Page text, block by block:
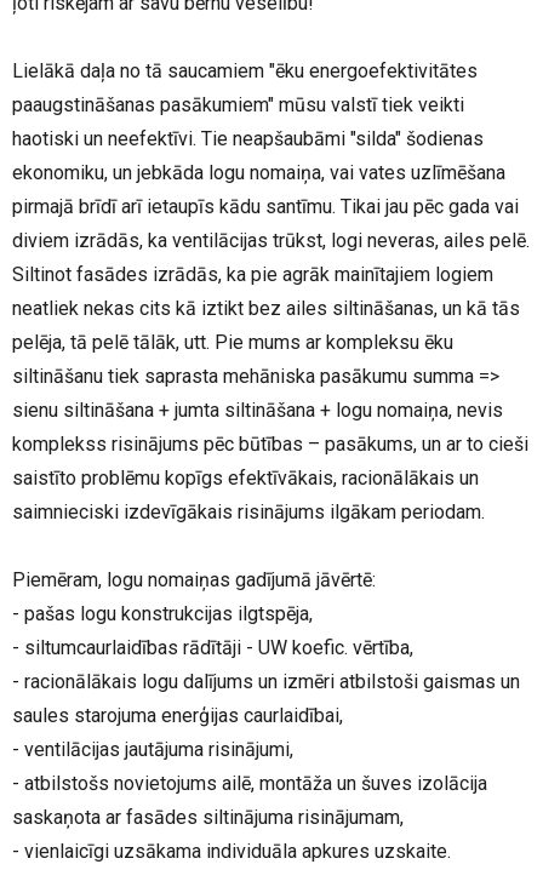
Lielākā daļa no tā saucamiem "ēku energoefektivitātes
paaugstināšanas pasākumiem" mūsu valstī tiek veikti
haotiski un neefektīvi. Tie neapšaubāmi "silda" šodienas
ekonomiku, un jebkāda logu nomaiņa, vai vates uzlīmēšana
pirmajā brīdī arī ietaupīs kādu santīmu. Tikai jau pēc gada vai
diviem izrādās, ka ventilācijas trūkst, logi neveras, ailes pelē.
Siltinot fasādes izrādās, ka pie agrāk mainītajiem logiem
neatliek nekas cits kā iztikt bez ailes siltināšanas, un kā tās
pelēja, tā pelē tālāk, utt. Pie mums ar kompleksu ēku
siltināšanu tiek saprasta mehāniska pasākumu summa =>
sienu siltināšana + jumta siltināšana + logu nomaiņa, nevis
komplekss risinājums pēc būtības – pasākums, un ar to cieši
saistīto problēmu kopīgs efektīvākais, racionālākais un
saimnieciski izdevīgākais risinājums ilgākam periodam.
Piemēram, logu nomaiņas gadījumā jāvērtē:
- pašas logu konstrukcijas ilgtspēja,
- siltumcaurlaidības rādītāji - UW koefic. vērtība,
- racionālākais logu dalījums un izmēri atbilstoši gaismas un
saules starojuma enerģijas caurlaidībai,
- ventilācijas jautājuma risinājumi,
- atbilstošs novietojums ailē, montāža un šuves izolācija
saskaņota ar fasādes siltinājuma risinājumam,
- vienlaicīgi uzsākama individuāla apkures uzskaite.